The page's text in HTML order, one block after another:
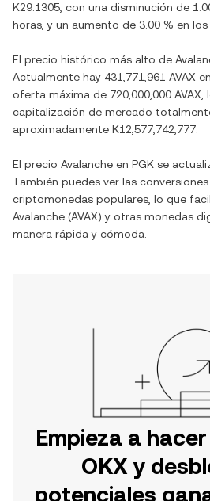
K29.1305 , con una disminución de
horas, y un aumento de 3.00 % en
El precio histórico más alto de
Actualmente hay 431,771,961 AVAX
oferta máxima de 720,000,000 AVAX
capitalización de mercado
aproximadamente K12,577,742,777
El precio Avalanche en PGK se
También puedes ver las
criptomonedas populares, lo que
Avalanche (AVAX) y otras monedas
manera rápida y cómoda.
Empieza a
OKX y
potenciales